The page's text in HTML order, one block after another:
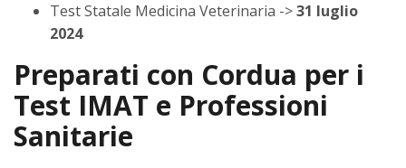
Test Statale Medicina Veterinaria ->31 luglio
2024
Preparati con Cordua per i
Test IMAT e Professioni
Sanitarie